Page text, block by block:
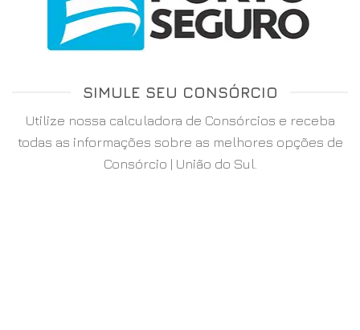
SIMULE SEU CONSÓRCIO
Utilize nossa calculadora de Consórcios e receba
todas as informações sobre as melhores opções de
Consórcio | União do Sul.